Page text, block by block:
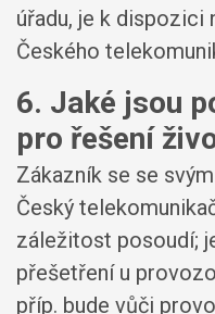
úřadu, je k dispozici
Českého
6. Jaké jsou
pro řešení
Zákazník se se
Český
záležitost posoudí;
přešetření u
příp. bude vůči